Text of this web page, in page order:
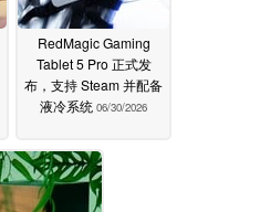
RedMagic Gaming
Tablet 5 Pro 正式发
布，支持 Steam 并配备
液冷系统 06/30/2026